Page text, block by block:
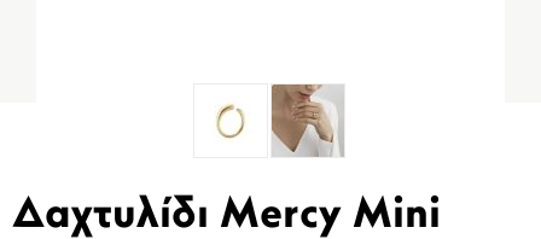
Δαχτυλίδι Mercy Mini